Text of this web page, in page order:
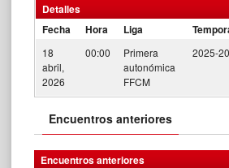
Detalles
Fecha
Hora Liga
18
abril,
2026
00:00
Primera
autonómica
FFCM
2025-
Encuentros anteriores
Encuentros anteriores